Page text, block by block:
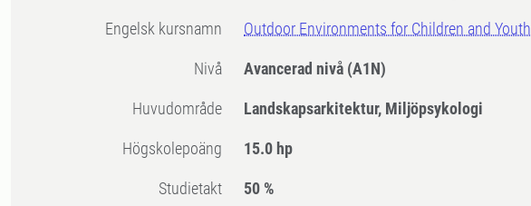
Engelsk kursnamn Outdoor Environments for Children and Youth
Nivå Avancerad nivå (A1N)
Huvudområde Landskapsarkitektur, Miljöpsykologi
högskolepoäng 15.0 hp
Studietakt 50 %